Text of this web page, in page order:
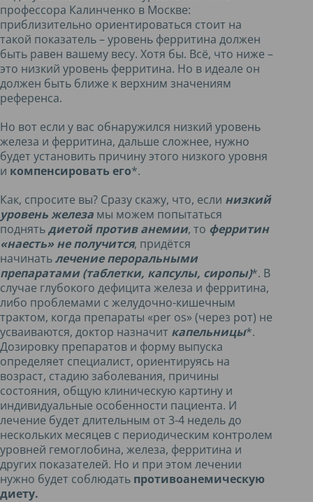
профессора Калинченко в Москве:
приблизительно ориентироваться стоит на
такой показатель – уровень ферритина должен
быть равен вашему весу. Хотя бы. Всё, что ниже –
это низкий уровень ферритина. Но в идеале он
должен быть ближе к верхним значениям
референса.
Но вот если у вас обнаружился низкий уровень
железа и ферритина, дальше сложнее, нужно
будет установить причину этого низкого уровня
и компенсировать его*.
Как, спросите вы? Сразу скажу, что, если низкий
уровень железа мы можем попытаться
поднятьдиетой против анемии, то ферритин
«наесть» не получится, придётся
начинатьлечение пероральными
препаратами (таблетки, капсулы, сиропы)*. В
случае глубокого дефицита железа и ферритина,
либо проблемами с желудочно-кишечным
трактом, когда препараты «per os» (через рот) не
усваиваются, доктор назначит капельницы*.
Дозировку препаратов и форму выпуска
определяет специалист, ориентируясь на
возраст, стадию заболевания, причины
состояния, общую клиническую картину и
индивидуальные особенности пациента. И
лечение будет длительным от 3-4 недель до
нескольких месяцев с периодическим контролем
уровней гемоглобина, железа, ферритина и
других показателей. Но и при этом лечении
нужно будет соблюдать противоанемическую
диету.